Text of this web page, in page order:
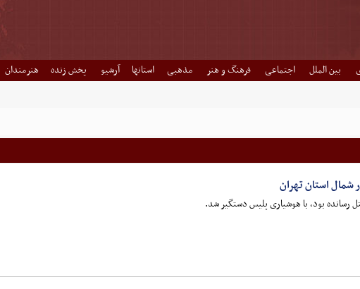
بین الملل اجتماعی فرهنگ و هنر مذهبی استانها آرشیو پخش زنده هنرمندان
شمال استان تهران
رسانده بود، با هوشیاری پلیس دستگیر شد.